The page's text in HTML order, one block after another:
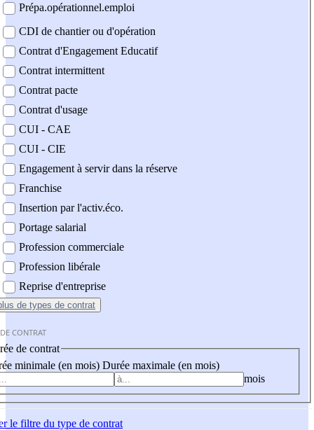
Prépa.opérationnel.emploi
CDI de chantier ou d'opération
Contrat d'Engagement Educatif
Contrat intermittent
Contrat pacte
Contrat d'usage
CUI - CAE
CUI - CIE
Engagement à servir dans la réserve
Franchise
Insertion par l'activ.éco.
Portage salarial
Profession commerciale
Profession libérale
Reprise d'entreprise
de types de contrat
CONTRAT
de contrat
minimale (en mois) Durée maximale (en mois)
mois
le filtre du type de contrat